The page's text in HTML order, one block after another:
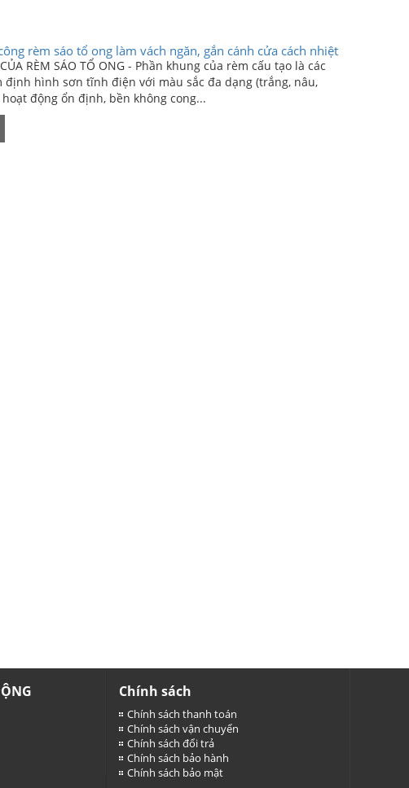
rèm sáo tổ ong làm vách ngăn, gắn cánh cửa cách nhiệt
RÈM SÁO TỔ ONG - Phần khung của rèm cấu tạo là các
định hình sơn tĩnh điện với màu sắc đa dạng (trắng, nâu,
hoạt động ổn định, bền không cong...
Chính sách
Chính sách thanh toán
Chính sách vận chuyển
Chính sách đổi trả
Chính sách bảo hành
Chính sách bảo mật